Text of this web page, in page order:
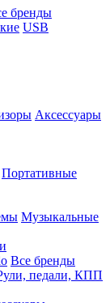
бренды
USB
Аксессуары
Портативные
Музыкальные
Все бренды
педали, КПП